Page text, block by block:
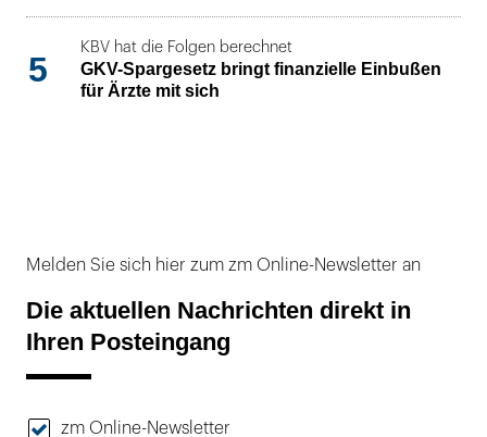
5
KBV hat die Folgen berechnet
GKV-Spargesetz bringt finanzielle Einbußen
für Ärzte mit sich
Melden Sie sich hier zum zm Online-Newsletter an
Die aktuellen Nachrichten direkt in
Ihren Posteingang
zm Online-Newsletter